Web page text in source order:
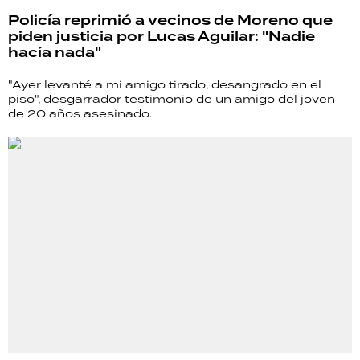
Policía reprimió a vecinos de Moreno que
piden justicia por Lucas Aguilar: "Nadie
hacía nada"
"Ayer levanté a mi amigo tirado, desangrado en el
piso", desgarrador testimonio de un amigo del joven
de 20 años asesinado.
TECNOLOGÍA
RECETAS
HORÓSCOPO